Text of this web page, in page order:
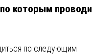
которым
по следующим